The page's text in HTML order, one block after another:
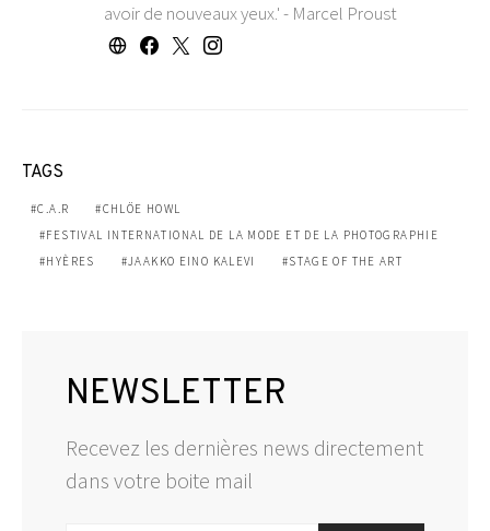
avoir de nouveaux yeux.' - Marcel Proust
TAGS
C.A.R
CHLÖE HOWL
FESTIVAL INTERNATIONAL DE LA MODE ET DE LA PHOTOGRAPHIE
HYÈRES
JAAKKO EINO KALEVI STAGE OF THE ART
NEWSLETTER
Recevez les dernières news directement
dans votre boite mail